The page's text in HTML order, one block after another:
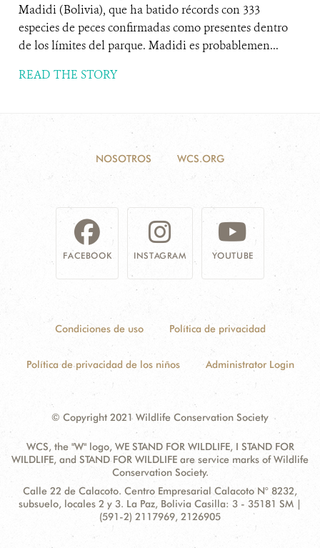
Madidi (Bolivia), que ha batido récords con 333
especies de peces confirmadas como presentes dentro
de los límites del parque. Madidi es probablemen...
READ THE STORY
NOSOTROS WCS.ORG
FACEBOOK INSTAGRAM YOUTUBE
Condiciones de uso Política de privacidad
Política de privacidad de los niños Administrator Login
© Copyright 2021 Wildlife Conservation Society
WCS, the "W" logo, WE STAND FOR WILDLIFE, I STAND FOR
WILDLIFE, and STAND FOR WILDLIFE are service marks of Wildlife
Conservation Society.
Contact
Information
Address:
Calle 22 de Calacoto. Centro Empresarial Calacoto N° 8232,
subsuelo, locales 2 y 3. La Paz, Bolivia Casilla: 3 - 35181 SM |
(591-2) 2117969, 2126905